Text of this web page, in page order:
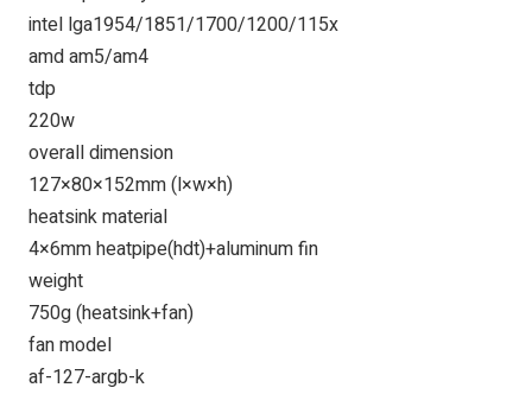
intel lga1954/1851/1700/1200/115x
amd am5/am4
tdp
220w
overall dimension
127×80×152mm (l×w×h)
heatsink material
4×6mm heatpipe(hdt)+aluminum fin
weight
750g (heatsink+fan)
fan model
af-127-argb-k